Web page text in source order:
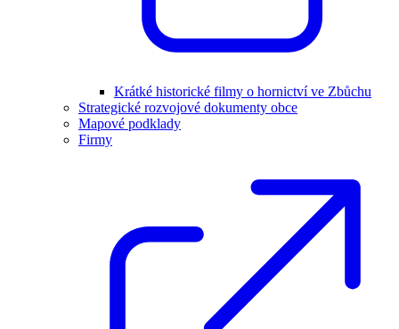
Krátké historické filmy o hornictví ve Zbůchu
Strategické rozvojové dokumenty obce
Mapové podklady
Firmy